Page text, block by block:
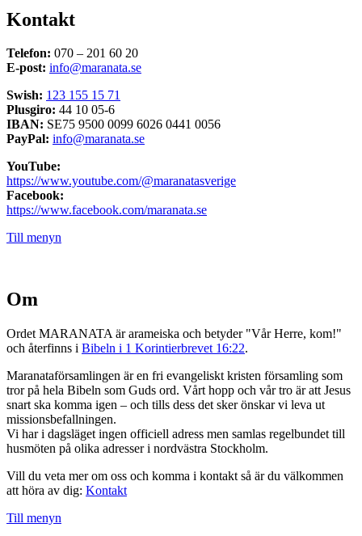
Kontakt
Telefon: 070 – 201 60 20
E-post: info@maranata.se
Swish: 123 155 15 71
Plusgiro: 44 10 05-6
IBAN: SE75 9500 0099 6026 0441 0056
PayPal: info@maranata.se
YouTube:
https://www.youtube.com/@maranatasverige
Facebook:
https://www.facebook.com/maranata.se
Till menyn
Om
Ordet MARANATA är arameiska och betyder "Vår Herre, kom!"
och återfinns i Bibeln i 1 Korintierbrevet 16:22.
Maranataförsamlingen är en fri evangeliskt kristen församling som
tror på hela Bibeln som Guds ord. Vårt hopp och vår tro är att Jesus
snart ska komma igen – och tills dess det sker önskar vi leva ut
missionsbefallningen.
Vi har i dagsläget ingen officiell adress men samlas regelbundet till
husmöten på olika adresser i nordvästra Stockholm.
Vill du veta mer om oss och komma i kontakt så är du välkommen
att höra av dig: Kontakt
Till menyn